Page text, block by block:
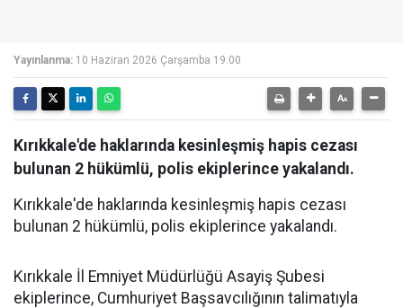
Yayınlanma: 10 Haziran 2026 Çarşamba 19:00
Kırıkkale'de haklarında kesinleşmiş hapis cezası
bulunan 2 hükümlü, polis ekiplerince yakalandı.
Kırıkkale'de haklarında kesinleşmiş hapis cezası
bulunan 2 hükümlü, polis ekiplerince yakalandı.
Kırıkkale İl Emniyet Müdürlüğü Asayiş Şubesi
ekiplerince, Cumhuriyet Başsavcılığının talimatıyla